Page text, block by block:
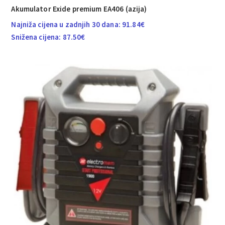
Akumulator Exide premium EA406 (azija)
Najniža cijena u zadnjih 30 dana: 91.84€
Snižena cijena: 87.50€